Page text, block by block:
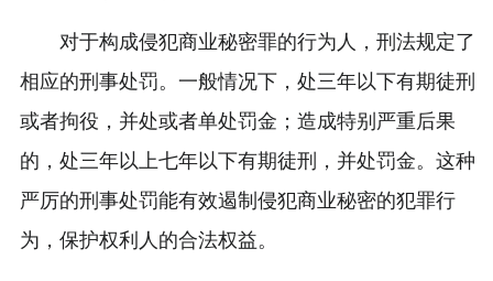
对于构成侵犯商业秘密罪的行为人，刑法规定了
相应的刑事处罚。一般情况下，处三年以下有期徒刑
或者拘役，并处或者单处罚金；造成特别严重后果
的，处三年以上七年以下有期徒刑，并处罚金。这种
严厉的刑事处罚能有效遏制侵犯商业秘密的犯罪行
为，保护权利人的合法权益。